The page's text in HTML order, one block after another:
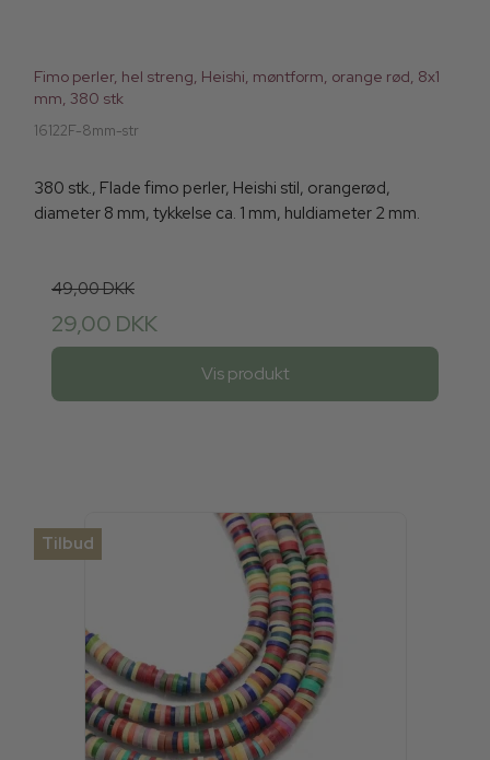
Fimo perler, hel streng, Heishi, møntform, orange rød, 8x1
mm, 380 stk
16122F-8mm-str
380 stk., Flade fimo perler, Heishi stil, orangerød,
diameter 8 mm, tykkelse ca. 1 mm, huldiameter 2 mm.
49,00 DKK
29,00 DKK
Vis produkt
Tilbud